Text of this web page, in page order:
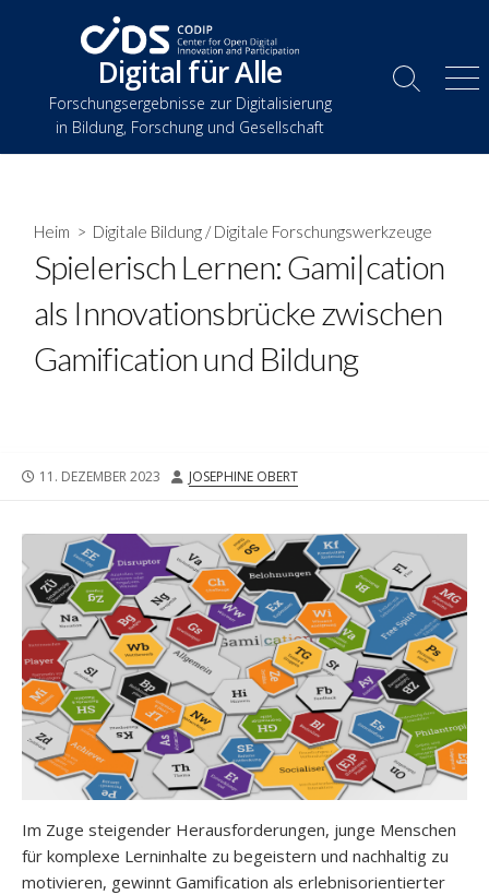
Digital für Alle
Forschungsergebnisse zur Digitalisierung
in Bildung, Forschung und Gesellschaft
Suche
Heim > Digitale Bildung /Digitale Forschungswerkzeuge
Spielerisch Lernen: Gami|cation
als Innovationsbrücke zwischen
Gamification und Bildung
VERÖFFENTLICHUNGSDATUM
11. DEZEMBER 2023 AUTOR
JOSEPHINE OBERT
Im Zuge steigender Herausforderungen, junge Menschen
für komplexe Lerninhalte zu begeistern und nachhaltig zu
motivieren, gewinnt Gamification als erlebnisorientierter